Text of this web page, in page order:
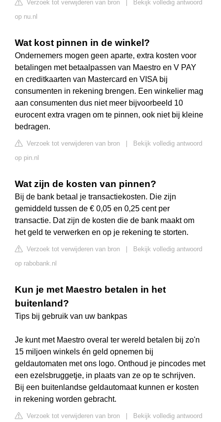
Verzoek tot verwijderen van bron
Bekijk volledig antwoord
op nu.nl
Wat kost pinnen in de winkel?
Ondernemers mogen geen aparte, extra kosten voor
betalingen met betaalpassen van Maestro en V PAY
en creditkaarten van Mastercard en VISA bij
consumenten in rekening brengen. Een winkelier mag
aan consumenten dus niet meer bijvoorbeeld 10
eurocent extra vragen om te pinnen, ook niet bij kleine
bedragen.
Verzoek tot verwijderen van bron
Bekijk volledig antwoord
op pin.nl
Wat zijn de kosten van pinnen?
Bij de bank betaal je transactiekosten. Die zijn
gemiddeld tussen de € 0,05 en 0,25 cent per
transactie. Dat zijn de kosten die de bank maakt om
het geld te verwerken en op je rekening te storten.
Verzoek tot verwijderen van bron
Bekijk volledig antwoord
op rabobank.nl
Kun je met Maestro betalen in het
buitenland?
Tips bij gebruik van uw bankpas
Je kunt met Maestro overal ter wereld betalen bij zo'n
15 miljoen winkels én geld opnemen bij
geldautomaten met ons logo. Onthoud je pincodes met
een ezelsbruggetje, in plaats van ze op te schrijven.
Bij een buitenlandse geldautomaat kunnen er kosten
in rekening worden gebracht.
Verzoek tot verwijderen van bron
Bekijk volledig antwoord